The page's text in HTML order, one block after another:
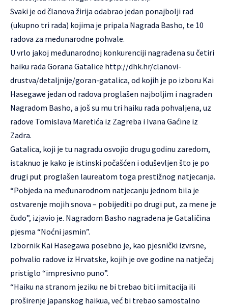
Svaki je od članova žirija odabrao jedan ponajbolji rad
(ukupno tri rada) kojima je pripala Nagrada Basho, te 10
radova za međunarodne pohvale.
U vrlo jakoj međunarodnoj konkurenciji nagrađena su četiri
haiku rada Gorana Gatalice http://dhk.hr/clanovi-
drustva/detaljnije/goran-gatalica, od kojih je po izboru Kai
Hasegawe jedan od radova proglašen najboljim i nagrađen
Nagradom Basho, a još su mu tri haiku rada pohvaljena, uz
radove Tomislava Maretića iz Zagreba i Ivana Gaćine iz
Zadra.
Gatalica, koji je tu nagradu osvojio drugu godinu zaredom,
istaknuo je kako je istinski počašćen i oduševljen što je po
drugi put proglašen laureatom toga prestižnog natjecanja.
“Pobjeda na međunarodnom natjecanju jednom bila je
ostvarenje mojih snova – pobijediti po drugi put, za mene je
čudo”, izjavio je. Nagradom Basho nagrađena je Gataličina
pjesma “Noćni jasmin”.
Izbornik Kai Hasegawa posebno je, kao pjesnički izvrsne,
pohvalio radove iz Hrvatske, kojih je ove godine na natječaj
pristiglo “impresivno puno”.
“Haiku na stranom jeziku ne bi trebao biti imitacija ili
proširenje japanskog haikua, već bi trebao samostalno